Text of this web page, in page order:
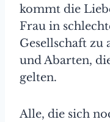
kommt die
Frau in
Gesellschaft
und Abarten,
gelten.
Alle, die sich